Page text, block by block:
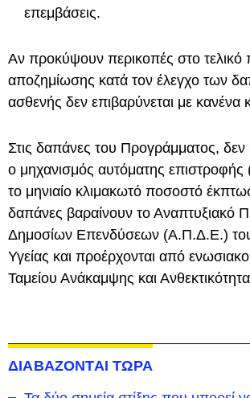
επεμβάσεις.
Αν προκύψουν περικοπές στο τελικό
αποζημίωσης κατά τον έλεγχο των
ασθενής δεν επιβαρύνεται με κανένα
Στις δαπάνες του Προγράμματος, δεν
ο μηχανισμός αυτόματης επιστροφής
το μηνιαίο κλιμακωτό ποσοστό
δαπάνες βαραίνουν το Αναπτυξιακό
Δημοσίων Επενδύσεων (Α.Π.Δ.Ε.)
Υγείας και προέρχονται από
Ταμείου Ανάκαμψης και
ΔΙΑΒΑΖΟΝΤΑΙ ΤΩΡΑ